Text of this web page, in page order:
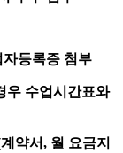
등록증 첨부
우 수업시간표와
계약서, 월 요금지